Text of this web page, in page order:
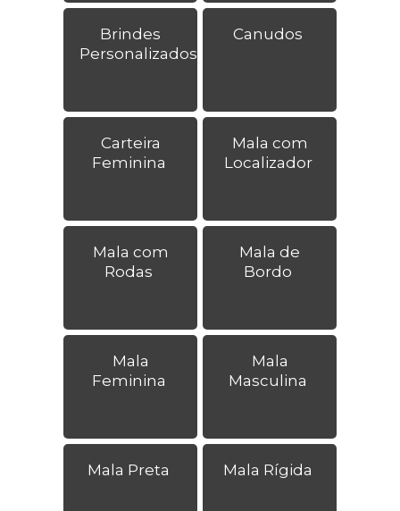
Brindes
Personalizados
Canudos
Carteira
Feminina
Mala com
Localizador
Mala com
Rodas
Mala de
Bordo
Mala
Feminina
Mala
Masculina
Mala Preta Mala Rígida